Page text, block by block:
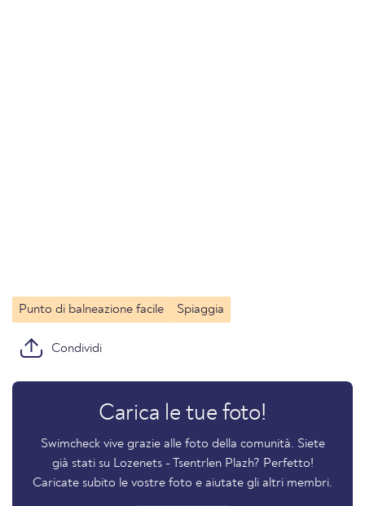
Punto di balneazione facile Spiaggia
Condividi
Carica le tue foto!
Swimcheck vive grazie alle foto della comunità. Siete
già stati su Lozenets - Tsentrlen Plazh? Perfetto!
Caricate subito le vostre foto e aiutate gli altri membri.